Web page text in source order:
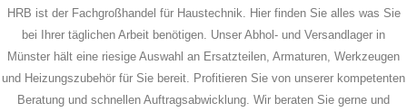
HRB ist der Fachgroßhandel für Haustechnik. Hier finden Sie alles was Sie
bei Ihrer täglichen Arbeit benötigen. Unser Abhol- und Versandlager in
Münster hält eine riesige Auswahl an Ersatzteilen, Armaturen, Werkzeugen
und Heizungszubehör für Sie bereit. Profitieren Sie von unserer kompetenten
Beratung und schnellen Auftragsabwicklung. Wir beraten Sie gerne und